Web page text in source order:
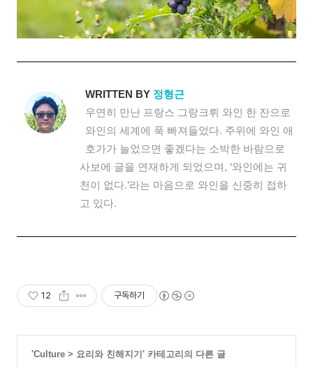
WRITTEN BY 정형근
우연히 만난 프랑스 그랑크뤼 와인 한 잔으로
와인의 세계에 푹 빠져들었다. 주위에 와인 애
호가가 늘었으면 좋겠다는 소박한 바람으로
사보에 글을 연재하게 되었으며, ‘와인에는 귀
천이 없다.’라는 마음으로 와인을 신중히 접하
고 있다.
12 구독하기
'Culture > 요리와 친해지기 ' 카테고리의 다른 글